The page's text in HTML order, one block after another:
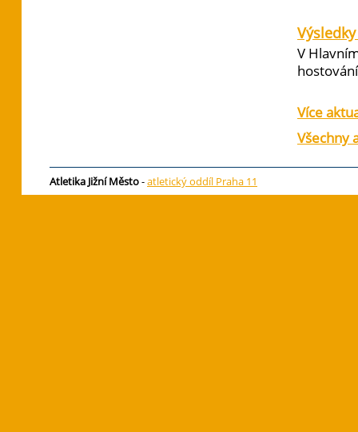
V
Více
Všechny
Atletika Jižní Město-atletický oddíl Praha 11